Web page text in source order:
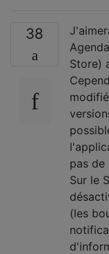
38
Store)
pas de
Sur le
(les